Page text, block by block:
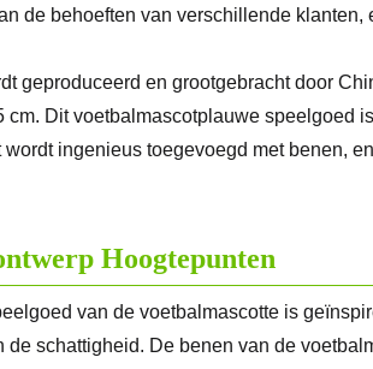
de behoeften van verschillende klanten,
geproduceerd en grootgebracht door
Dit voetbalmascotplauwe speelgoed
ingenieus toegevoegd met benen,
Hoogtepunten
van de voetbalmascotte is
schattigheid. De benen van de